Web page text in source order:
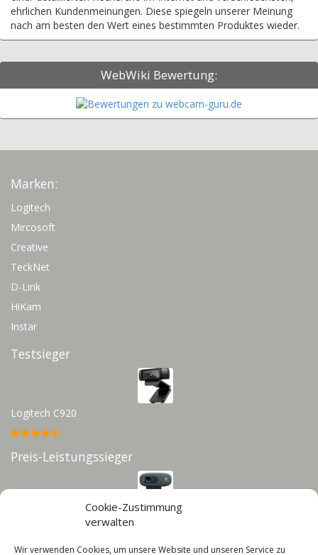
Cookie-Zustimmung
verwalten
Wir verwenden Cookies, um unsere Website und unseren Service zu
ehrlichen Kundenmeinungen. Diese spiegeln unserer Meinung
nach am besten den Wert eines bestimmten Produktes wieder.
WebWiki Bewertung:
Marken:
Logitech
Mircosoft
Creative
TeckNet
D-Link
HiKam
Instar
Testsieger
Logitech C920
Preis-Leistungssieger